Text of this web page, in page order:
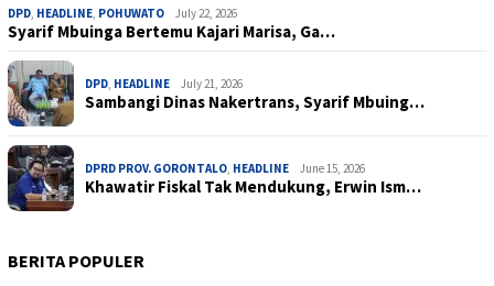
DPD, HEADLINE, POHUWATO July 22, 2026
Syarif Mbuinga Bertemu Kajari Marisa, Ga…
DPD, HEADLINE July 21, 2026
Sambangi Dinas Nakertrans, Syarif Mbuing…
DPRD PROV. GORONTALO, HEADLINE June 15, 2026
Khawatir Fiskal Tak Mendukung, Erwin Ism…
BERITA POPULER